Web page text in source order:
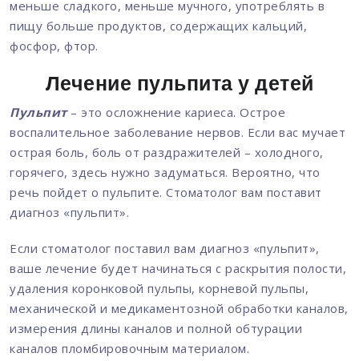
меньше сладкого, меньше мучного, употреблять в
пищу больше продуктов, содержащих кальций,
фосфор, фтор.
Лечение пульпита у детей
Пульпит– это осложнение кариеса. Острое
воспалительное заболевание нервов. Если вас мучает
острая боль, боль от раздражителей – холодного,
горячего, здесь нужно задуматься. Вероятно, что
речь пойдет о пульпите. Стоматолог вам поставит
диагноз «пульпит».
Если стоматолог поставил вам диагноз «пульпит»,
ваше лечение будет начинаться с раскрытия полости,
удаления коронковой пульпы, корневой пульпы,
механической и медикаментозной обработки каналов,
измерения длины каналов и полной обтурации
каналов пломбировочным материалом.